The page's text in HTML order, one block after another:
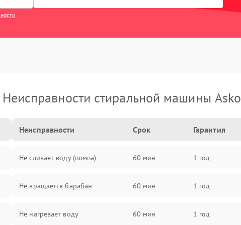
Неисправности стиральной машины Asko
Неисправности Срок Гарантия
Не сливает воду (помпа) 60 мин 1 год
Не вращается барабан 60 мин 1 год
Не нагревает воду 60 мин 1 год